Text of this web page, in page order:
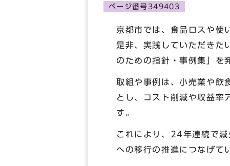
ページ番号349403
京都市では、食品ロスや使
是非、実践していただきた
のための指針・事例集」を
取組や事例は、小売業や飲
とし、コスト削減や収益率
す。
これにより、24年連続で
への移行の推進につなげて